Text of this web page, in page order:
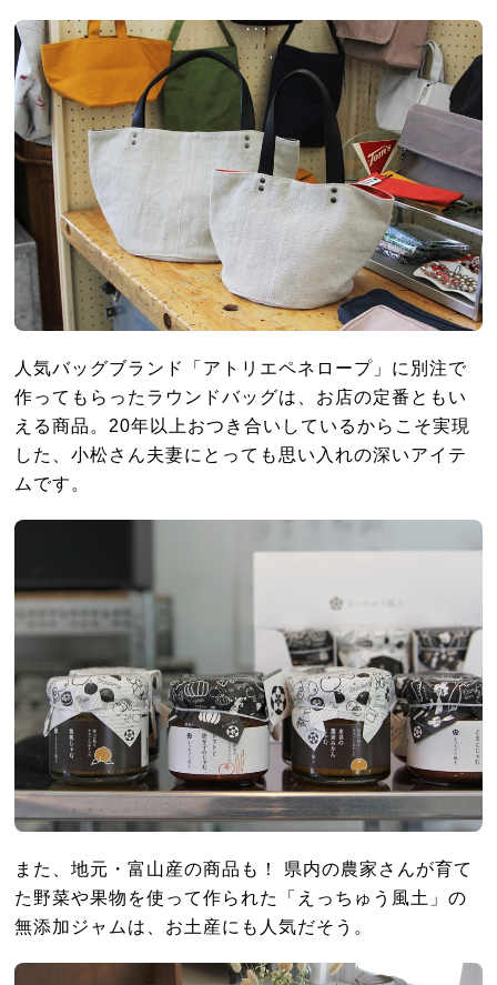
人気バッグブランド「アトリエペネロープ」に別注で
作ってもらったラウンドバッグは、お店の定番ともい
える商品。20年以上おつき合いしているからこそ実現
した、小松さん夫妻にとっても思い入れの深いアイテ
ムです。
また、地元・富山産の商品も！ 県内の農家さんが育て
た野菜や果物を使って作られた「えっちゅう風土」の
無添加ジャムは、お土産にも人気だそう。